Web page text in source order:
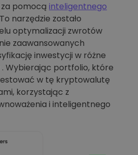
pomocą inteligentnego
narzędzie zostało
optymalizacji zwrotów
zaawansowanych
inwestycji w różne
Wybierając portfolio, które
w tę kryptowalutę
korzystając z
i inteligentnego